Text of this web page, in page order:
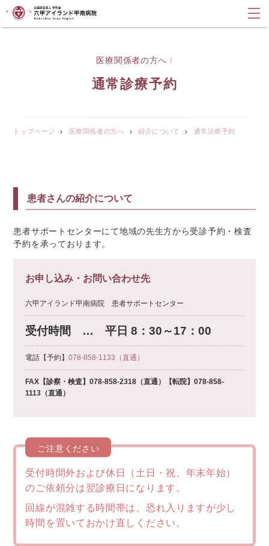
医療関係者の方へ /
通常診療予約
トップページ 医療関係者の方へ 紹介について 通常診療予約
患者さんの紹介について
患者サポートセンターにて地域の先生方から受診予約・検査
予約を承っております。
お申し込み・お問い合わせ先
六甲アイランド甲南病院 患者サポートセンター
受付時間 … 平日 8：30～17：00
電話【予約】078-858-1133（直通）
FAX【診察・検査】078-858-2318（直通）【転院】078-858-
1113（直通）
ご注意ください
受付時間外および休日（土日・祝、年末年始）
のご依頼分は翌診療日になります。
回線が混雑する時間帯は、恐れ入りますが少し
時間を置いておかけ直しください。